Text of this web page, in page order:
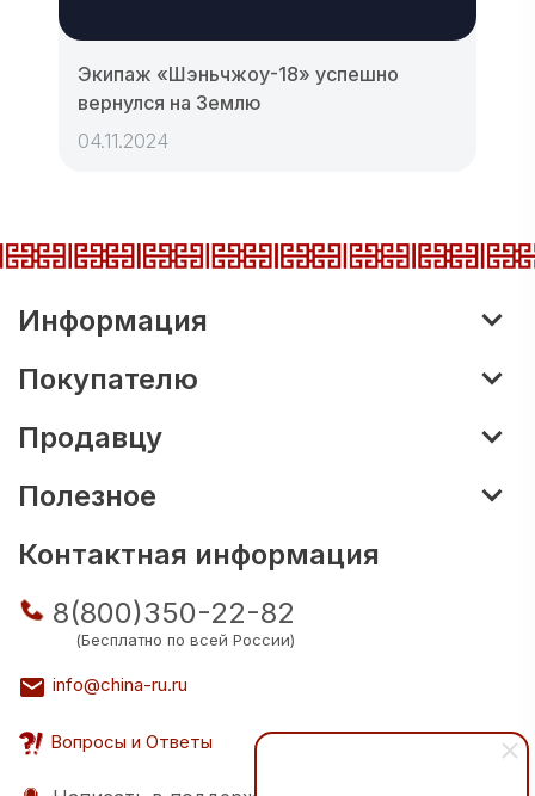
Экипаж «Шэньчжоу-18» успешно
вернулся на Землю
04.11.2024
Информация
Покупателю
Продавцу
Полезное
Контактная информация
8(800)350-22-82
(Бесплатно по всей России)
info@china-ru.ru
Вопросы и Ответы